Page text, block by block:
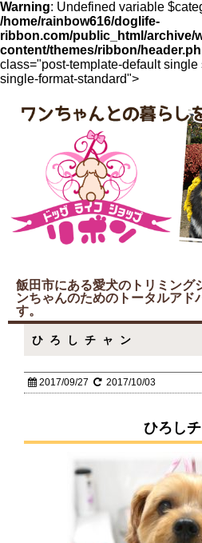
Warning: Undefined variable
/home/rainbow616/doglife-
ribbon.com/public_html/archive/
content/themes/ribbon/
class="post-template-default
single-format-standard">
飯田市にある愛犬のトリミング
ンちゃんのためのトータルアド
す。
ひろしチャン
2017/09/27 2017/10/03
ひろし